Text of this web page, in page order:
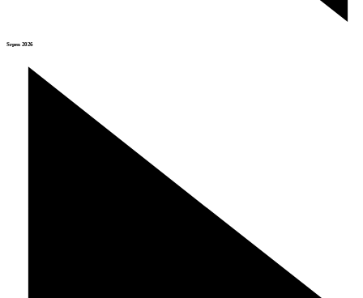
Srpen 2026